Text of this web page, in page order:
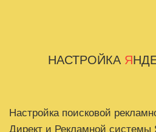
НАСТРОЙКА Я
Настройка поисковой
Директ и Рекламной системы